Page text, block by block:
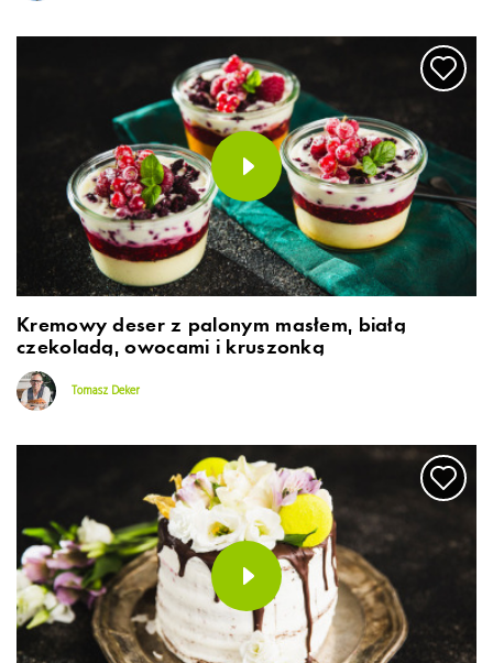
Kremowy deser z palonym masłem, białą
czekoladą, owocami i kruszonką
Tomasz Deker